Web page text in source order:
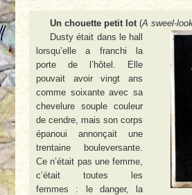
Un chouette petit lot (A sweel-
Dusty était dans le hall
lorsqu’elle a franchi la
porte de l’hôtel. Elle
pouvait avoir vingt ans
comme soixante avec sa
chevelure souple couleur
de cendre, mais son corps
épanoui annonçait une
trentaine bouleversante.
Ce n’était pas une femme,
c’était toutes les
femmes : le danger, la